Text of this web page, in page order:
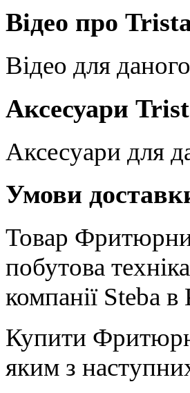
Відео про
Відео для
Аксесуари
Аксесуари для
Умови
Товар
побутова
компанії Steba в
Купити
яким з